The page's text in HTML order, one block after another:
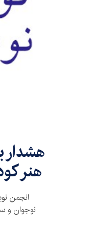
هشدار
هنر
انجمن
نوجوان و